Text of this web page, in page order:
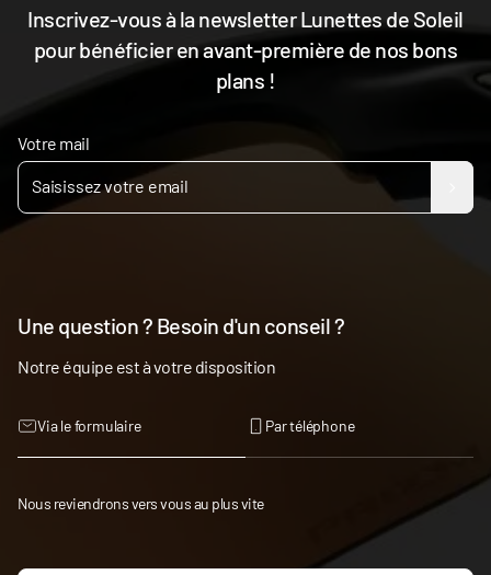
Inscrivez-vous à la newsletter Lunettes de Soleil
pour bénéficier en avant-première de nos bons
plans !
Votre mail
Une question ? Besoin d'un conseil ?
Notre équipe est à votre disposition
Via le formulaire Par téléphone
Nous reviendrons vers vous au plus vite